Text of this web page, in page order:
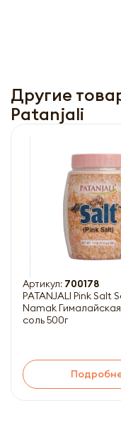
Другие
Patanjali
Артикул: 700178
PATANJALI Pink Salt Sendha
Namak
соль 500г
Обязательны к